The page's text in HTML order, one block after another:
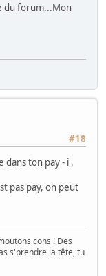
du forum...Mon
#18
dans ton pay - i .
pas pay, on peut
cons ! Des
s'prendre la tête, tu